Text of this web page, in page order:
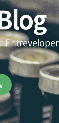
Entreveloper